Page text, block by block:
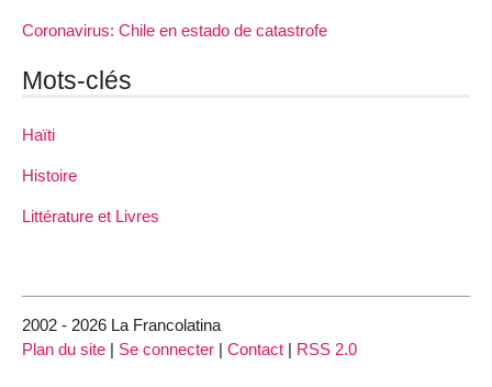
Coronavirus: Chile en estado de catastrofe
Mots-clés
Haïti
Histoire
Littérature et Livres
2002 - 2026 La Francolatina
Plan du site | Se connecter | Contact | RSS 2.0